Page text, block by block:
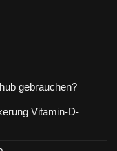
gebrauchen?
Vitamin-D-